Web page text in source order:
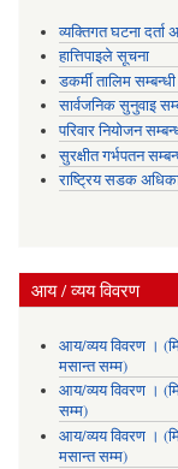
व्यक्तिगत घटना दर्ता
हात्तिपाइले सूचना
डकर्मी तालिम
सार्वजनिक सुनुवाइ
परिवार नियोजन
सुरक्षीत गर्भपतन
राष्ट्रिय सडक
आय / व्यय विवरण
आय/व्यय विवरण ।
मसान्त सम्म)
आय/व्यय विवरण ।
सम्म)
आय/व्यय विवरण ।
मसान्त सम्म)